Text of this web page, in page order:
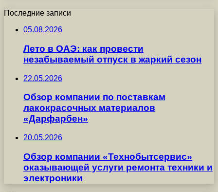
Последние записи
05.08.2026
Лето в ОАЭ: как провести
незабываемый отпуск в жаркий сезон
22.05.2026
Обзор компании по поставкам
лакокрасочных материалов
«Дарфарбен»
20.05.2026
Обзор компании «Технобытсервис»
оказывающей услуги ремонта техники и
электроники